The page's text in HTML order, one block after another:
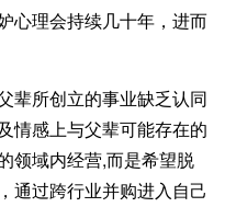
心理会持续几十年，进而
辈所创立的事业缺乏认同
情感上与父辈可能存在的
领域内经营,而是希望脱
通过跨行业并购进入自己